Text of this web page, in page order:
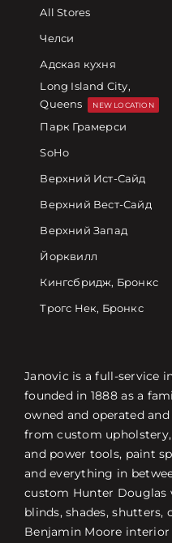
All Stores
Челси
Адская кухня
Long Island City,
Queens
NEW LOCATION
Парк Грамерси
SoHo
Верхний Ист-Сайд
Верхний Вест-Сайд
Верхний Запад
Йорквилл
Кингсбридж, Бронкс
Трогс Нек, Бронкс
Janovic is a full-service
founded in 1888 as a
owned and operated
from custom
and power tools, paint
and everything in
custom Hunter
blinds, shades, shutters,
Benjamin Moore